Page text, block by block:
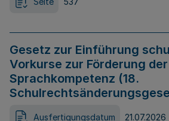
Gesetz zur Einführung
Vorkurse zur Förderung der
Sprachkompetenz (18.
Ausfertigungsdatum 21.07.2026